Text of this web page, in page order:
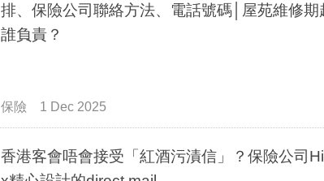
排、保險公司聯絡方法、電話號碼│屋苑維修期
誰負責？
保險 1 Dec 2025
香港客會唔會接受「紅酒污漬信」？保險公司